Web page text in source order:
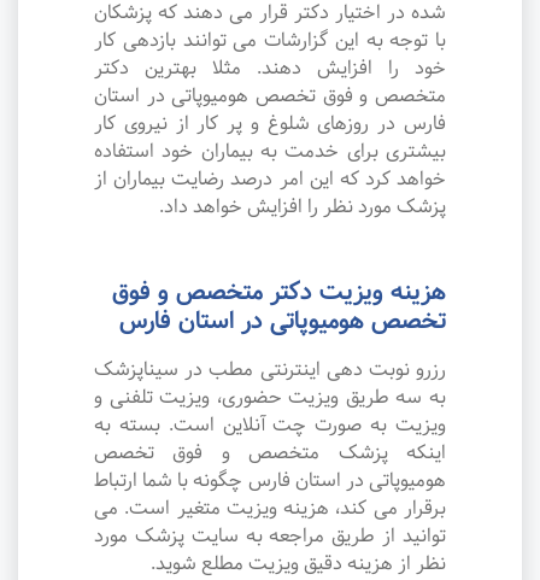
شده در اختیار دکتر قرار می دهند که پزشکان
با توجه به این گزارشات می توانند بازدهی کار
خود را افزایش دهند. مثلا بهترین دکتر
متخصص و فوق تخصص هومیوپاتی در استان
فارس در روزهای شلوغ و پر کار از نیروی کار
بیشتری برای خدمت به بیماران خود استفاده
خواهد کرد که این امر درصد رضایت بیماران از
پزشک مورد نظر را افزایش خواهد داد.
هزینه ویزیت دکتر متخصص و فوق
تخصص هومیوپاتی در استان فارس
رزرو نوبت دهی اینترنتی مطب در سیناپزشک
به سه طریق ویزیت حضوری، ویزیت تلفنی و
ویزیت به صورت چت آنلاین است. بسته به
اینکه پزشک متخصص و فوق تخصص
هومیوپاتی در استان فارس چگونه با شما ارتباط
برقرار می کند، هزینه ویزیت متغیر است. می
توانید از طریق مراجعه به سایت پزشک مورد
نظر از هزینه دقیق ویزیت مطلع شوید.